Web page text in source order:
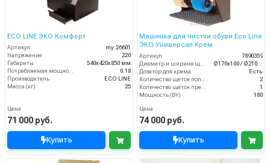
ECO LINE ЭКО Комфорт
Артикул
my.26601
Напряжение
220
Габариты
540х420х850 мм
Потребляемая мощность (кВт)
0.18
Производитель
ECO LINE
Масса (кг)
25
Цена
71 000 руб.
Купить
Машинка для чистки обуви Eco Line
ЭКО Универсал Крем
Артикул
7890359
Диаметр и ширина щёток (мм)
Ø170х100 / Ø210х150
Дозатор для крема
Есть
Количество щёток полировки (шт)
2
Количество щёток предварительной очистки (шт)
1
Мощность (Вт)
180
Цена
74 000 руб.
Купить